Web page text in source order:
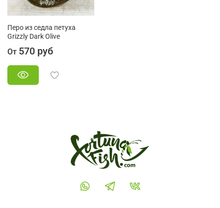
Перо из седла петуха
Grizzly Dark Olive
От 570 руб